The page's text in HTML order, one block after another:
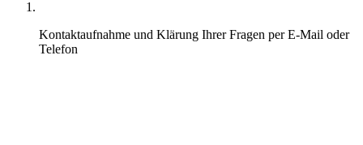
Kontaktaufnahme und Klärung Ihrer Fragen per E-Mail oder
Telefon